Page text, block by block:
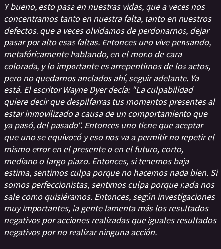
Y bueno, esto pasa en nuestras vidas, que a veces nos
concentramos tanto en nuestra falta, tanto en nuestros
defectos, que a veces olvidamos de perdonarnos, dejar
pasar por alto esas faltas. Entonces uno vive pensando,
metafóricamente hablando, en el mono de cara
colorada, y lo importante es arrepentirnos de los actos,
pero no quedarnos anclados ahí, seguir adelante. Ya
está. El escritor Wayne Dyer decía: "La culpabilidad
quiere decir que despilfarras tus momentos presentes al
estar inmovilizado a causa de un comportamiento que
ya pasó, del pasado". Entonces uno tiene que aceptar
que uno se equivocó y eso nos va a permitir no repetir el
mismo error en el presente o en el futuro, corto,
mediano o largo plazo. Entonces, si tenemos baja
estima, sentimos culpa porque no hacemos nada bien. Si
somos perfeccionistas, sentimos culpa porque nada nos
sale como quisiéramos. Entonces, según investigaciones
muy importantes, la gente lamenta más los resultados
negativos por acciones realizadas que iguales resultados
negativos por no realizar ninguna acción.